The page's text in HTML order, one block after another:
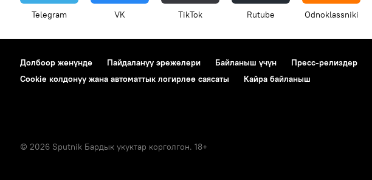
Telegram VK ТikТоk Rutube Odnoklassniki
Долбоор жөнүндө Пайдалануу эрежелери Байланыш үчүн Пресс-релиздер
Cookie колдонуу жана автоматтык логирлөө саясаты
Кайра байланыш
© 2026 Sputnik Бардык укуктар корголгон. 18+